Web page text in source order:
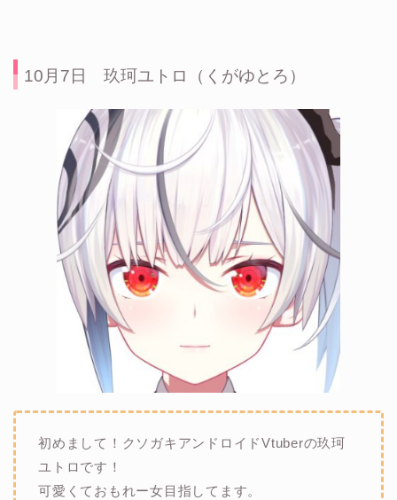
10月7日 玖珂ユトロ（くがゆとろ）
初めまして！クソガキアンドロイドVtuberの玖珂
ユトロです！
可愛くておもれー女目指してます。